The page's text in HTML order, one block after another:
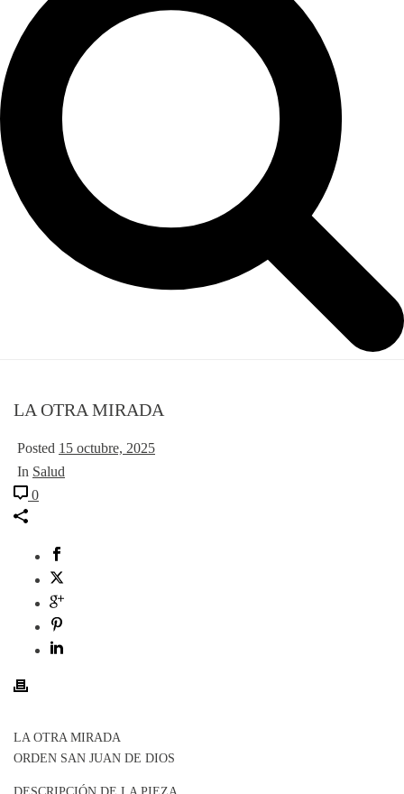
LA OTRA MIRADA
Posted 15 octubre, 2025
In Salud
0
LA OTRA MIRADA
ORDEN SAN JUAN DE DIOS